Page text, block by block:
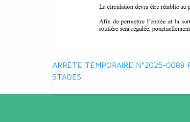
Navigation
de
ARRÊTE TEMPORAIRE N°2025-0088
STADES